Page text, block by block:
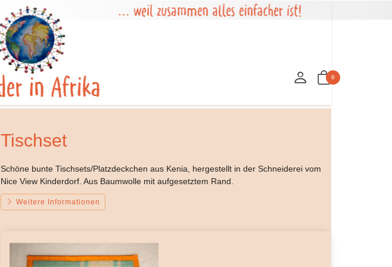
0
Tischset
Schöne bunte Tischsets/Platzdeckchen aus Kenia, hergestellt in der Schneiderei vom
Nice View Kinderdorf. Aus Baumwolle mit aufgesetztem Rand.
Weitere Informationen